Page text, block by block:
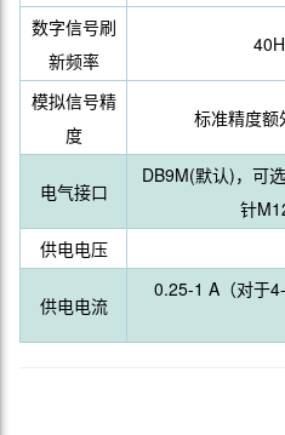
数字信号刷
新频率
模拟信号精
度
标准精度额
电气接口
DB9M(默认)，可
针
供电电压
供电电流
0.25-1 A（对于